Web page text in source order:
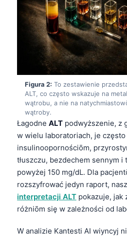
Figura 2: To zestawienie
ALT, co często wskazuje na
wątrobu, a nie na
wątroby.
Łagodne ALT podwyższenie, z
w wielu laboratoriach, je
insulinoopornościōm,
tłuszczu, bezdechem sennym
powyżej 150 mg/dL. Dla
rozszyfrować jedyn raport,
interpretacji ALT pokazuje, jak
różniōm się w zależności od
W analizie Kantesti AI wiyncyj